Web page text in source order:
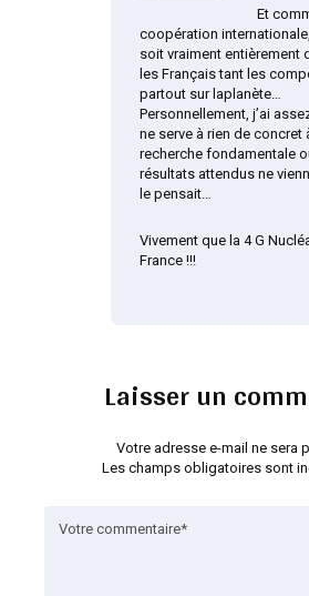
Et
coopération
soit vraiment entièrement
les Français tant les
partout sur laplanète…
Personnellement, j’ai
ne serve à rien de concret
recherche fondamentale
résultats attendus ne
le pensait…
Vivement que la 4 G
France !!!
Laisser un
Votre adresse e-mail ne sera
Les champs obligatoires sont